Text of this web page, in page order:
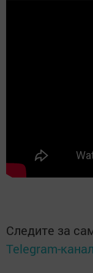
Следите за
Telegram-